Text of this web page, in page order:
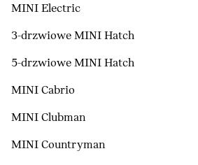
MINI Electric
3-drzwiowe MINI Hatch
5-drzwiowe MINI Hatch
MINI Cabrio
MINI Clubman
MINI Countryman